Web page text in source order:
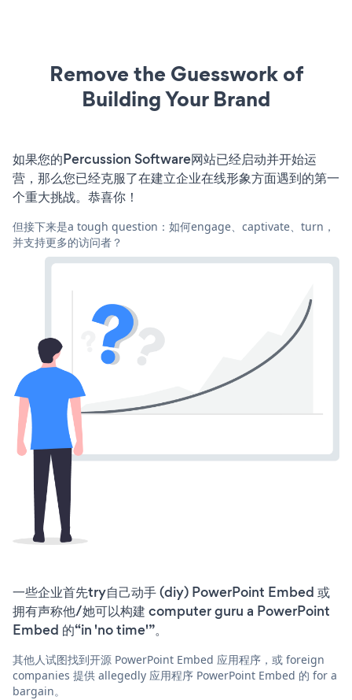
Remove the Guesswork of
Building Your Brand
如果您的Percussion Software网站已经启动并开始运
营，那么您已经克服了在建立企业在线形象方面遇到的第一
个重大挑战。恭喜你！
但接下来是a tough question：如何engage、captivate、turn，
并支持更多的访问者？
一些企业首先try自己动手 (diy) PowerPoint Embed 或
拥有声称他/她可以构建 computer guru a PowerPoint
Embed 的“in 'no time'”。
其他人试图找到开源 PowerPoint Embed 应用程序，或 foreign
companies 提供 allegedly 应用程序 PowerPoint Embed 的 for a
bargain。